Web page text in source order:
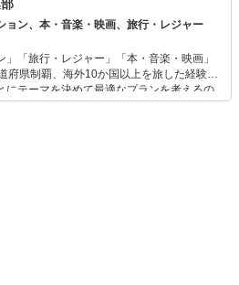
ョン、本・音楽・映画、旅行・レジャー
」「旅行・レジャー」「本・音楽・映画」
府県制覇、海外10か国以上を旅した経験を
にテーマを決めて最適なプランを考えるの
アパレルショップでの販売経験もあり。誰